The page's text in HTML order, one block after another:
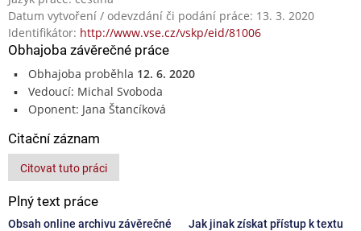
Datum vytvoření / odevzdání či podání práce: 13. 3. 2020
Identifikátor: http://www.vse.cz/vskp/eid/81006
Obhajoba závěrečné práce
Obhajoba proběhla 12. 6. 2020
Vedoucí: Michal Svoboda
Oponent: Jana Štancíková
Citační záznam
Citovat tuto práci
Plný text práce
Obsah online archivu závěrečné
Jak jinak získat přístup k textu